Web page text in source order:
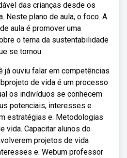
das crianças desde os
Neste plano de aula, o foco. A
aula é promover uma
o tema da sustentabilidade
se tornou.
já ouviu falar em competências
de vida é um processo
os indivíduos se conhecem
potenciais, interesses e
estratégias e. Metodologias
vida. Capacitar alunos do
projetos de vida
e. Webum professor